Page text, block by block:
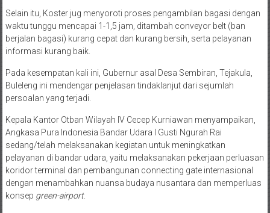
Selain itu, Koster jug menyoroti proses pengambilan bagasi dengan
waktu tunggu mencapai 1-1,5 jam, ditambah conveyor belt (ban
berjalan bagasi) kurang cepat dan kurang bersih, serta pelayanan
informasi kurang baik.
Pada kesempatan kali ini, Gubernur asal Desa Sembiran, Tejakula,
Buleleng ini mendengar penjelasan tindaklanjut dari sejumlah
persoalan yang terjadi.
Kepala Kantor Otban Wilayah IV Cecep Kurniawan menyampaikan,
Angkasa Pura Indonesia Bandar Udara I Gusti Ngurah Rai
sedang/telah melaksanakan kegiatan untuk meningkatkan
pelayanan di bandar udara, yaitu melaksanakan pekerjaan perluasan
koridor terminal dan pembangunan connecting gate internasional
dengan menambahkan nuansa budaya nusantara dan memperluas
konsep green-airport.